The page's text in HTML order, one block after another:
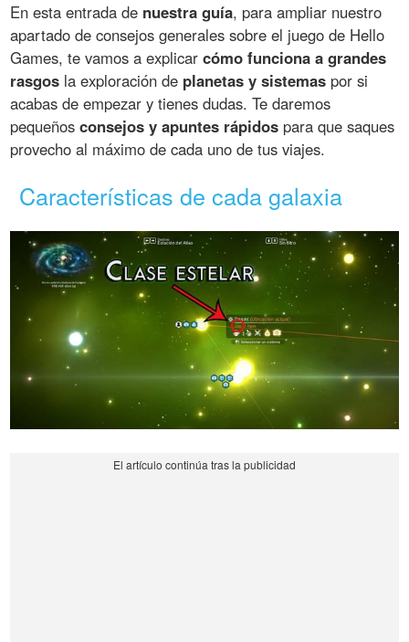
En esta entrada de nuestra guía, para ampliar nuestro
apartado de consejos generales sobre el juego de Hello
Games, te vamos a explicarcómo funciona a grandes
rasgos la exploración de planetas y sistemas por si
acabas de empezar y tienes dudas. Te daremos
pequeñosconsejos y apuntes rápidos para que saques
provecho al máximo de cada uno de tus viajes.
Características de cada galaxia